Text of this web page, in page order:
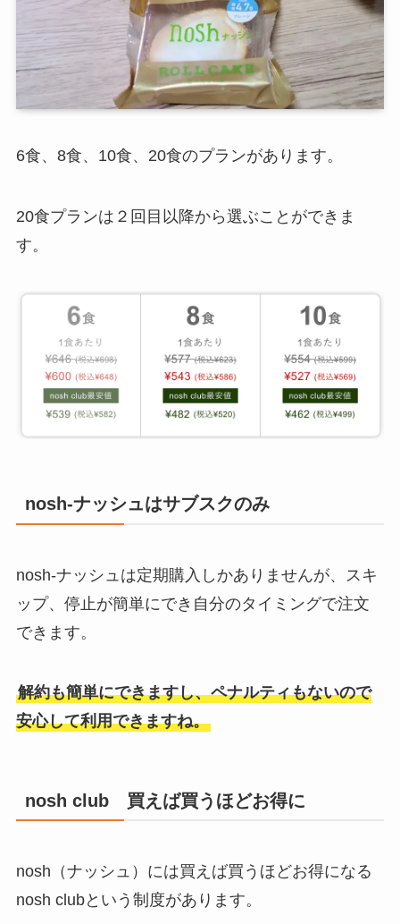
6食、8食、10食、20食のプランがあります。
20食プランは２回目以降から選ぶことができま
す。
nosh-ナッシュはサブスクのみ
nosh-ナッシュは定期購入しかありませんが、スキ
ップ、停止が簡単にでき自分のタイミングで注文
できます。
解約も簡単にできますし、ペナルティもないので
安心して利用できますね。
nosh club 買えば買うほどお得に
nosh（ナッシュ）には買えば買うほどお得になる
nosh clubという制度があります。